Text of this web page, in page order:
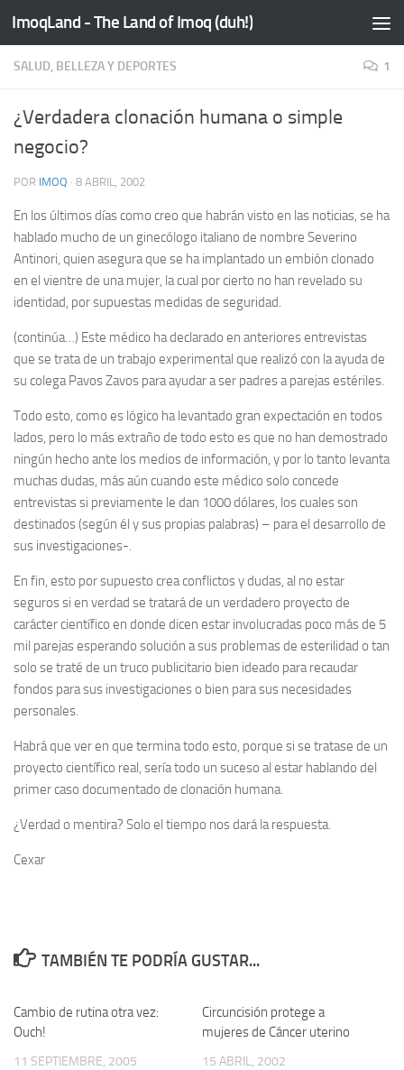
Saltar al contenido
ImoqLand - The Land of Imoq (duh!)
SALUD, BELLEZA Y DEPORTES 1
¿Verdadera clonación humana o simple
negocio?
POR IMOQ · 8 ABRIL, 2002
En los últimos días como creo que habrán visto en las noticias, se ha
hablado mucho de un ginecólogo italiano de nombre Severino
Antinori, quien asegura que se ha implantado un embión clonado
en el vientre de una mujer, la cual por cierto no han revelado su
identidad, por supuestas medidas de seguridad.
(continúa…) Este médico ha declarado en anteriores entrevistas
que se trata de un trabajo experimental que realizó con la ayuda de
su colega Pavos Zavos para ayudar a ser padres a parejas estériles.
Todo esto, como es lógico ha levantado gran expectación en todos
lados, pero lo más extraño de todo esto es que no han demostrado
ningún hecho ante los medios de información, y por lo tanto levanta
muchas dudas, más aún cuando este médico solo concede
entrevistas si previamente le dan 1000 dólares, los cuales son
destinados (según él y sus propias palabras) – para el desarrollo de
sus investigaciones-.
En fin, esto por supuesto crea conflictos y dudas, al no estar
seguros si en verdad se tratará de un verdadero proyecto de
carácter científico en donde dicen estar involucradas poco más de 5
mil parejas esperando solución a sus problemas de esterilidad o tan
solo se traté de un truco publicitario bien ideado para recaudar
fondos para sus investigaciones o bien para sus necesidades
personales.
Habrá que ver en que termina todo esto, porque si se tratase de un
proyecto científico real, sería todo un suceso al estar hablando del
primer caso documentado de clonación humana.
¿Verdad o mentira? Solo el tiempo nos dará la respuesta.
Cexar
TAMBIÉN TE PODRÍA GUSTAR...
Cambio de rutina otra vez:
Ouch!
11 SEPTIEMBRE, 2005
Circuncisión protege a
mujeres de Cáncer uterino
15 ABRIL, 2002